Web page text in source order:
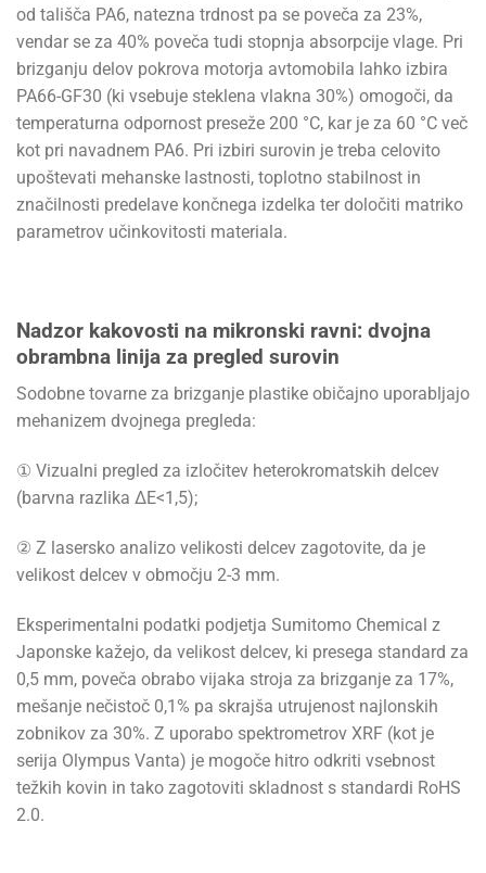
od tališča PA6, natezna trdnost pa se poveča za 23%,
vendar se za 40% poveča tudi stopnja absorpcije vlage. Pri
brizganju delov pokrova motorja avtomobila lahko izbira
PA66-GF30 (ki vsebuje steklena vlakna 30%) omogoči, da
temperaturna odpornost preseže 200 °C, kar je za 60 °C več
kot pri navadnem PA6. Pri izbiri surovin je treba celovito
upoštevati mehanske lastnosti, toplotno stabilnost in
značilnosti predelave končnega izdelka ter določiti matriko
parametrov učinkovitosti materiala.
Nadzor kakovosti na mikronski ravni: dvojna
obrambna linija za pregled surovin
Sodobne tovarne za brizganje plastike običajno uporabljajo
mehanizem dvojnega pregleda:
① Vizualni pregled za izločitev heterokromatskih delcev
(barvna razlika ΔE<1,5);
② Z lasersko analizo velikosti delcev zagotovite, da je
velikost delcev v območju 2-3 mm.
Eksperimentalni podatki podjetja Sumitomo Chemical z
Japonske kažejo, da velikost delcev, ki presega standard za
0,5 mm, poveča obrabo vijaka stroja za brizganje za 17%,
mešanje nečistoč 0,1% pa skrajša utrujenost najlonskih
zobnikov za 30%. Z uporabo spektrometrov XRF (kot je
serija Olympus Vanta) je mogoče hitro odkriti vsebnost
težkih kovin in tako zagotoviti skladnost s standardi RoHS
2.0.